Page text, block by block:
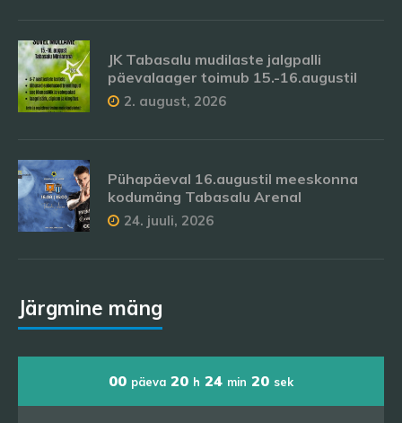
JK Tabasalu mudilaste jalgpalli
päevalaager toimub 15.-16.augustil
2. august, 2026
Pühapäeval 16.augustil meeskonna
kodumäng Tabasalu Arenal
24. juuli, 2026
Järgmine mäng
00 päeva 20 h 24 min 20 sek